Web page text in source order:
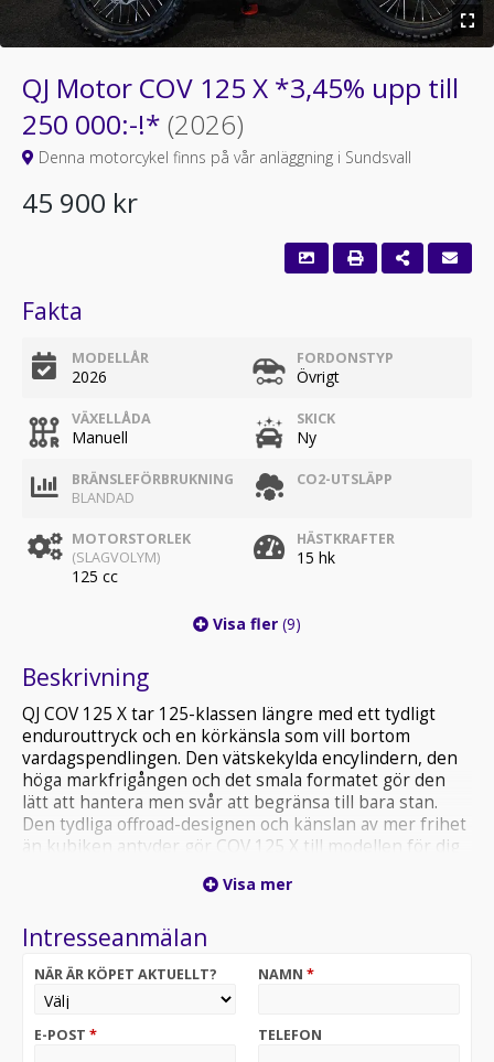
QJ Motor COV 125 X *3,45% upp till
250 000:-!* (2026)
Denna motorcykel finns på vår anläggning i Sundsvall
45 900 kr
Fakta
MODELLÅR
2026
FORDONSTYP
Övrigt
VÄXELLÅDA
Manuell
SKICK
Ny
BRÄNSLEFÖRBRUKNING
BLANDAD
CO2-UTSLÄPP
MOTORSTORLEK
(SLAGVOLYM)
125 cc
HÄSTKRAFTER
15 hk
Visa fler (9)
Beskrivning
QJ COV 125 X tar 125-klassen längre med ett tydligt
endurouttryck och en körkänsla som vill bortom
vardagspendlingen. Den vätskekylda encylindern, den
höga markfrigången och det smala formatet gör den
lätt att hantera men svår att begränsa till bara stan.
Den tydliga offroad-designen och känslan av mer frihet
än kubiken antyder gör COV 125 X till modellen för dig
Oavsett om de är Motorcykel, Skoter, Fyrhjulingar eller
begagnat.
Visa mer
Intresseanmälan
NÄR ÄR KÖPET AKTUELLT? NAMN *
E-POST * TELEFON